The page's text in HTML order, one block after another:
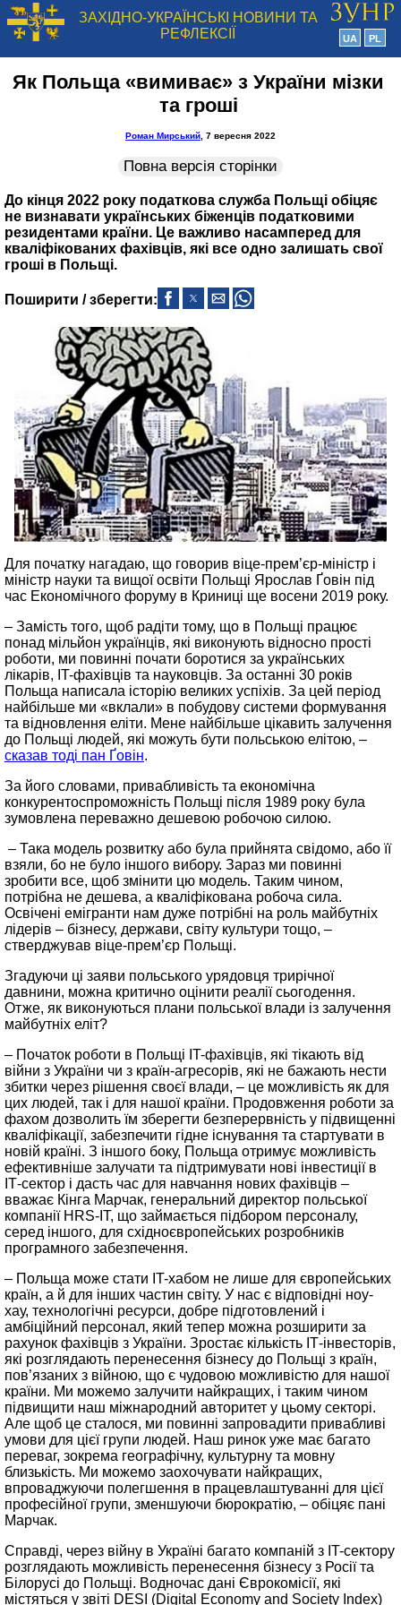
ЗАХІДНО-УКРАЇНСЬКІ НОВИНИ ТА
РЕФЛЕКСІЇ
UA PL
Як Польща «вимиває» з України мізки
та гроші
Роман Мирський , 7 вересня 2022
Повна версія сторінки
До кінця 2022 року податкова служба Польщі обіцяє
не визнавати українських біженців податковими
резидентами країни. Це важливо насамперед для
кваліфікованих фахівців, які все одно залишать свої
гроші в Польщі.
Поширити / зберегти:
Для початку нагадаю, що говорив віце-прем’єр-міністр і
міністр науки та вищої освіти Польщі Ярослав Ґовін під
час Економічного форуму в Криниці ще восени 2019 року.
– Замість того, щоб радіти тому, що в Польщі працює
понад мільйон українців, які виконують відносно прості
роботи, ми повинні почати боротися за українських
лікарів, IT-фахівців та науковців. За останні 30 років
Польща написала історію великих успіхів. За цей період
найбільше ми «вклали» в побудову системи формування
та відновлення еліти. Мене найбільше цікавить залучення
до Польщі людей, які можуть бути польською елітою, –
сказав тоді пан Ґовін.
За його словами, привабливість та економічна
конкурентоспроможність Польщі після 1989 року була
зумовлена переважно дешевою робочою силою.
– Така модель розвитку або була прийнята свідомо, або її
взяли, бо не було іншого вибору. Зараз ми повинні
зробити все, щоб змінити цю модель. Таким чином,
потрібна не дешева, а кваліфікована робоча сила.
Освічені емігранти нам дуже потрібні на роль майбутніх
лідерів – бізнесу, держави, світу культури тощо, –
стверджував віце-прем’єр Польщі.
Згадуючи ці заяви польського урядовця трирічної
давнини, можна критично оцінити реалії сьогодення.
Отже, як виконуються плани польської влади із залучення
майбутніх еліт?
– Початок роботи в Польщі IT-фахівців, які тікають від
війни з України чи з країн-агресорів, які не бажають нести
збитки через рішення своєї влади, – це можливість як для
цих людей, так і для нашої країни. Продовження роботи за
фахом дозволить їм зберегти безперервність у підвищенні
кваліфікації, забезпечити гідне існування та стартувати в
новій країні. З іншого боку, Польща отримує можливість
ефективніше залучати та підтримувати нові інвестиції в
ІТ-сектор і дасть час для навчання нових фахівців –
вважає Кінга Марчак, генеральний директор польської
компанії HRS-IT, що займається підбором персоналу,
серед іншого, для східноєвропейських розробників
програмного забезпечення.
– Польща може стати IT-хабом не лише для європейських
країн, а й для інших частин світу. У нас є відповідні ноу-
хау, технологічні ресурси, добре підготовлений і
амбіційний персонал, який тепер можна розширити за
рахунок фахівців з України. Зростає кількість ІТ-інвесторів,
які розглядають перенесення бізнесу до Польщі з країн,
пов’язаних з війною, що є чудовою можливістю для нашої
країни. Ми можемо залучити найкращих, і таким чином
підвищити наш міжнародний авторитет у цьому секторі.
Але щоб це сталося, ми повинні запровадити привабливі
умови для цієї групи людей. Наш ринок уже має багато
переваг, зокрема географічну, культурну та мовну
близькість. Ми можемо заохочувати найкращих,
впроваджуючи полегшення в працевлаштуванні для цієї
професійної групи, зменшуючи бюрократію, – обіцяє пані
Марчак.
Справді, через війну в Україні багато компаній з IT-сектору
розглядають можливість перенесення бізнесу з Росії та
Білорусі до Польщі. Водночас дані Єврокомісії, які
містяться у звіті DESI (Digital Economy and Society Index)